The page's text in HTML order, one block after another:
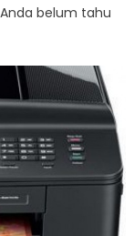
belum tahu